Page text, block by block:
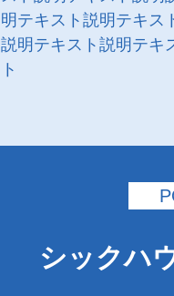
明テキスト説明テキス
説明テキスト説明テキ
ト
シックハ